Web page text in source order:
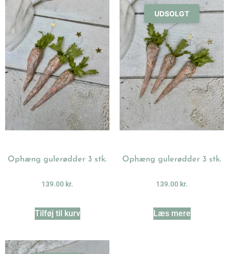
Ophæng gulerødder 3 stk.
139.00 kr.
Tilføj til kurv
UDSOLGT
Ophæng gulerødder 3 stk.
139.00 kr.
Læs mere